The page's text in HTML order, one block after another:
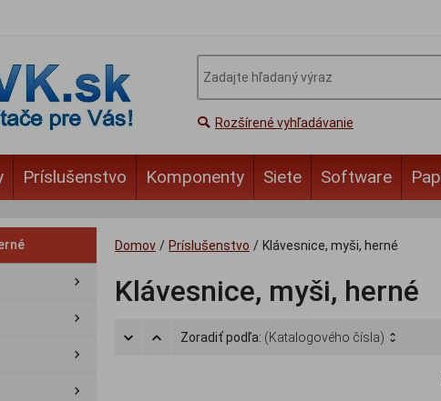
Rozšírené vyhľadávanie
Príslušenstvo Komponenty Siete Software
Domov / Príslušenstvo / Klávesnice, myši, herné
Klávesnice, myši, herné
Zoradiť podľa: (Katalogového čísla)